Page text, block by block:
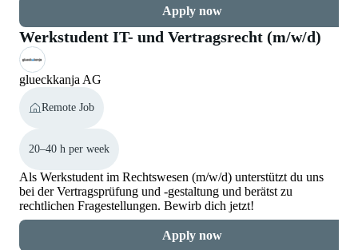
Apply now
Werkstudent IT- und Vertragsrecht (m/w/d)
glueckkanja AG
Remote Job
20–40 h per week
Als Werkstudent im Rechtswesen (m/w/d) unterstützt du uns
bei der Vertragsprüfung und -gestaltung und berätst zu
rechtlichen Fragestellungen. Bewirb dich jetzt!
Apply now